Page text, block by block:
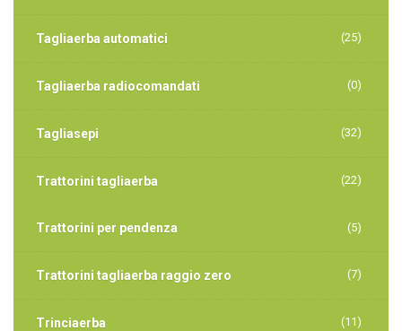
Tagliaerba automatici (25)
Tagliaerba radiocomandati (0)
Tagliasepi (32)
Trattorini tagliaerba (22)
Trattorini per pendenza (5)
Trattorini tagliaerba raggio zero (7)
Trinciaerba (11)